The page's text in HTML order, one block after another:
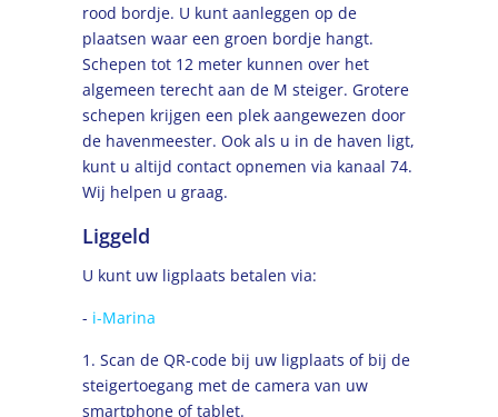
rood bordje. U kunt aanleggen op de
plaatsen waar een groen bordje hangt.
Schepen tot 12 meter kunnen over het
algemeen terecht aan de M steiger. Grotere
schepen krijgen een plek aangewezen door
de havenmeester. Ook als u in de haven ligt,
kunt u altijd contact opnemen via kanaal 74.
Wij helpen u graag.
Liggeld
U kunt uw ligplaats betalen via:
- i-Marina
1. Scan de QR-code bij uw ligplaats of bij de
steigertoegang met de camera van uw
smartphone of tablet.